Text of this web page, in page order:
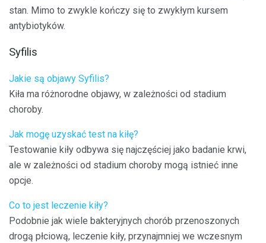
stan. Mimo to zwykle kończy się to zwykłym kursem
antybiotyków.
Syfilis
Jakie są objawy Syfilis?
Kiła ma różnorodne objawy, w zależności od stadium
choroby.
Jak mogę uzyskać test na kiłę?
Testowanie kiły odbywa się najczęściej jako badanie krwi,
ale w zależności od stadium choroby mogą istnieć inne
opcje.
Co to jest leczenie kiły?
Podobnie jak wiele bakteryjnych chorób przenoszonych
drogą płciową, leczenie kiły, przynajmniej we wczesnym